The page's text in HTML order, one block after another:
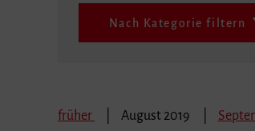
Nach Kategorie filtern
früher August 2019